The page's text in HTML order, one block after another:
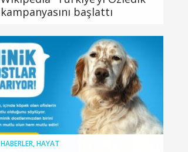
kampanyasını başlattı
HABERLER,HAYAT